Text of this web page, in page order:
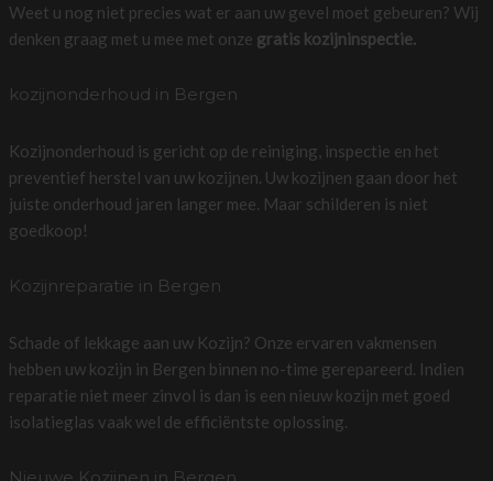
Weet u nog niet precies wat er aan uw gevel moet gebeuren? Wij
denken graag met u mee met onze gratis kozijninspectie.
kozijnonderhoud in Bergen
Kozijnonderhoud is gericht op de reiniging, inspectie en het
preventief herstel van uw kozijnen. Uw kozijnen gaan door het
juiste onderhoud jaren langer mee. Maar schilderen is niet
goedkoop!
Kozijnreparatie in Bergen
Schade of lekkage aan uw Kozijn? Onze ervaren vakmensen
hebben uw kozijn in Bergen binnen no-time gerepareerd. Indien
reparatie niet meer zinvol is dan is een nieuw kozijn met goed
isolatieglas vaak wel de efficiëntste oplossing.